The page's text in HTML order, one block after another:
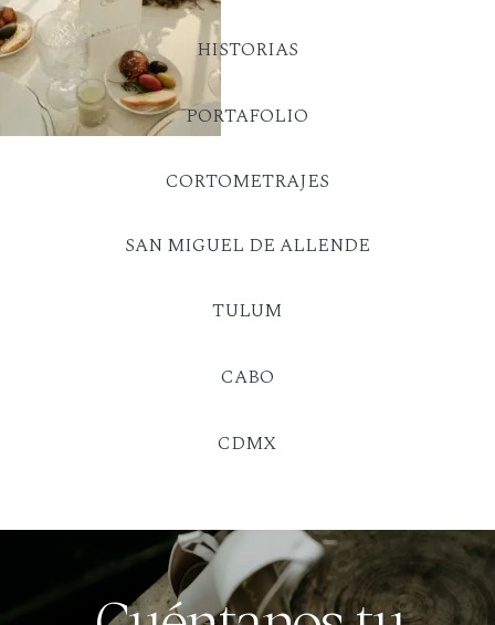
SAN MIGUEL DE ALLENDE
HISTORIAS
TULUM
PORTAFOLIO
CABO
CDMX
CORTOMETRAJES